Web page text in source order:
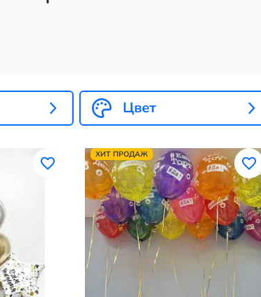
Цвет
ХИТ ПРОДАЖ